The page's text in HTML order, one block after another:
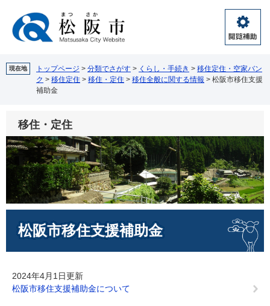
へ
閲
覧
助
現在地 トップページ > 分類でさがす > くらし・手続き > 移住定住・空家バン
ク > 移住定住 > 移住・定住 > 移住全般に関する情報 > 松阪市移住支援
補助金
移住・定住
松阪市移住支援補助金
2024年4月1日更新
松阪市移住支援補助金について